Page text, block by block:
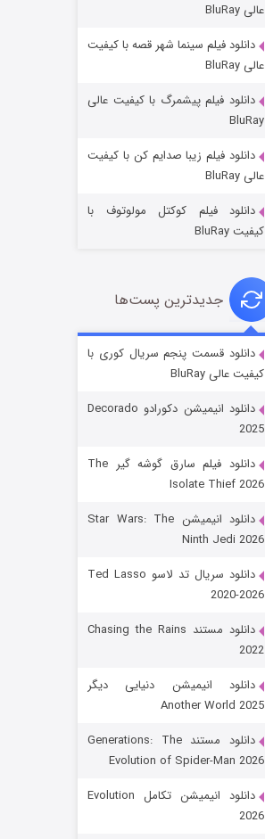
جادوگری در مغولستان
قسمت
رویایی برای تو
قسمت
عالی BluRay
دانلود فیلم سینما شهر قصه با کیفیت
عالی BluRay
دانلود فیلم پیشمرگ با کیفیت عالی
BluRay
دانلود فیلم زیبا صدایم کن با کیفیت
عالی BluRay
دانلود فیلم کوکتل مولوتوف با
کیفیت BluRay
جدیدترین پست‌ها
دانلود قسمت پنجم سریال کوری با
کیفیت عالی BluRay
دانلود انیمیشن دکورادو Decorado
2025
دانلود فیلم سارق گوشه گیر The
Isolate Thief 2026
دانلود انیمیشن Star Wars: The
Ninth Jedi 2026
دانلود سریال تد لاسو Ted Lasso
2020-2026
دانلود مستند Chasing the Rains
2022
دانلود انیمیشن دنیایی دیگر
Another World 2025
دانلود مستند Generations: The
Evolution of Spider-Man 2026
دانلود انیمیشن تکامل Evolution
2026